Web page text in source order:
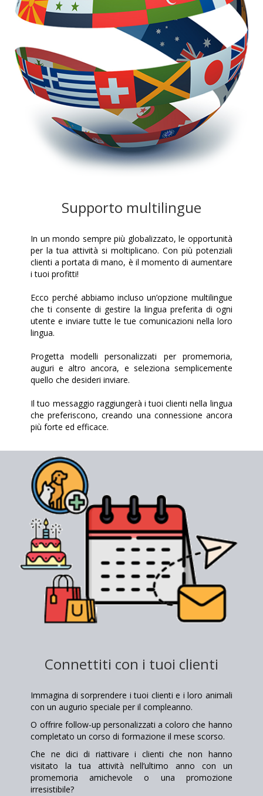
Supporto multilingue
In un mondo sempre più globalizzato, le opportunità
per la tua attività si moltiplicano. Con più potenziali
clienti a portata di mano, è il momento di aumentare
i tuoi profitti!
Ecco perché abbiamo incluso un’opzione multilingue
che ti consente di gestire la lingua preferita di ogni
utente e inviare tutte le tue comunicazioni nella loro
lingua.
Progetta modelli personalizzati per promemoria,
auguri e altro ancora, e seleziona semplicemente
quello che desideri inviare.
Il tuo messaggio raggiungerà i tuoi clienti nella lingua
che preferiscono, creando una connessione ancora
più forte ed efficace.
Connettiti con i tuoi clienti
Immagina di sorprendere i tuoi clienti e i loro animali
con un augurio speciale per il compleanno.
O offrire follow-up personalizzati a coloro che hanno
completato un corso di formazione il mese scorso.
Che ne dici di riattivare i clienti che non hanno
visitato la tua attività nell’ultimo anno con un
promemoria amichevole o una promozione
irresistibile?